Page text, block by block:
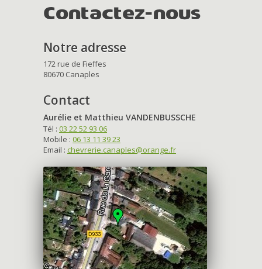
Contactez-nous
Notre adresse
172 rue de Fieffes
80670 Canaples
Contact
Aurélie et Matthieu VANDENBUSSCHE
Tél : 03 22 52 93 06
Mobile : 06 13 11 39 23
Email : chevrerie.canaples@orange.fr